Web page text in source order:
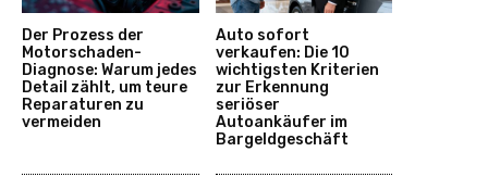
Der Prozess der
Motorschaden-
Diagnose: Warum jedes
Detail zählt, um teure
Reparaturen zu
vermeiden
Auto sofort
verkaufen: Die 10
wichtigsten Kriterien
zur Erkennung
seriöser
Autoankäufer im
Bargeldgeschäft